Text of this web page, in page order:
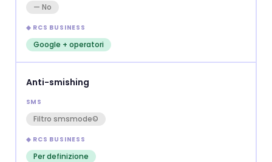
— No
Google + operatori
Anti-smishing
Filtro smsmode©
Per definizione